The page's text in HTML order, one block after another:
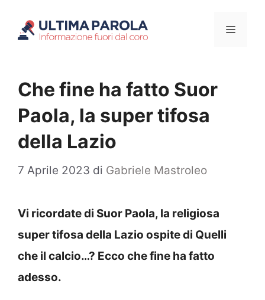
Menu
Che fine ha fatto Suor
Paola, la super tifosa
della Lazio
7 Aprile 2023 di Gabriele Mastroleo
Vi ricordate di Suor Paola, la religiosa
super tifosa della Lazio ospite di Quelli
che il calcio…? Ecco che fine ha fatto
adesso.